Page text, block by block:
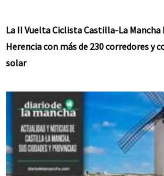
La II Vuelta Ciclista Castilla-La Mancha
Herencia con más de 230 corredores y
solar